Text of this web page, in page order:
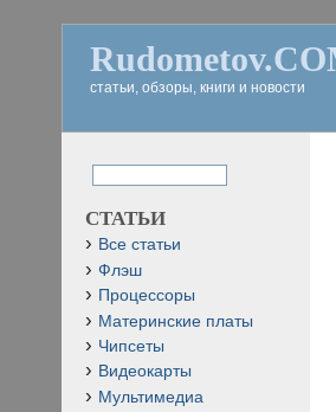
статьи, обзоры, книги и новости
СТАТЬИ
Все статьи
Флэш
Процессоры
Материнские платы
Чипсеты
Видеокарты
Мультимедиа